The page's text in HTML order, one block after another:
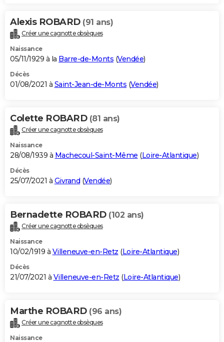
Alexis ROBARD (91 ans)
Créer une cagnotte obsèques
Naissance
05/11/1929 à la Barre-de-Monts (Vendée)
Décès
01/08/2021 à Saint-Jean-de-Monts (Vendée)
Colette ROBARD (81 ans)
Créer une cagnotte obsèques
Naissance
28/08/1939 à Machecoul-Saint-Même (Loire-Atlantique)
Décès
25/07/2021 à Givrand (Vendée)
Bernadette ROBARD (102 ans)
Créer une cagnotte obsèques
Naissance
10/02/1919 à Villeneuve-en-Retz (Loire-Atlantique)
Décès
21/07/2021 à Villeneuve-en-Retz (Loire-Atlantique)
Marthe ROBARD (96 ans)
Créer une cagnotte obsèques
Naissance